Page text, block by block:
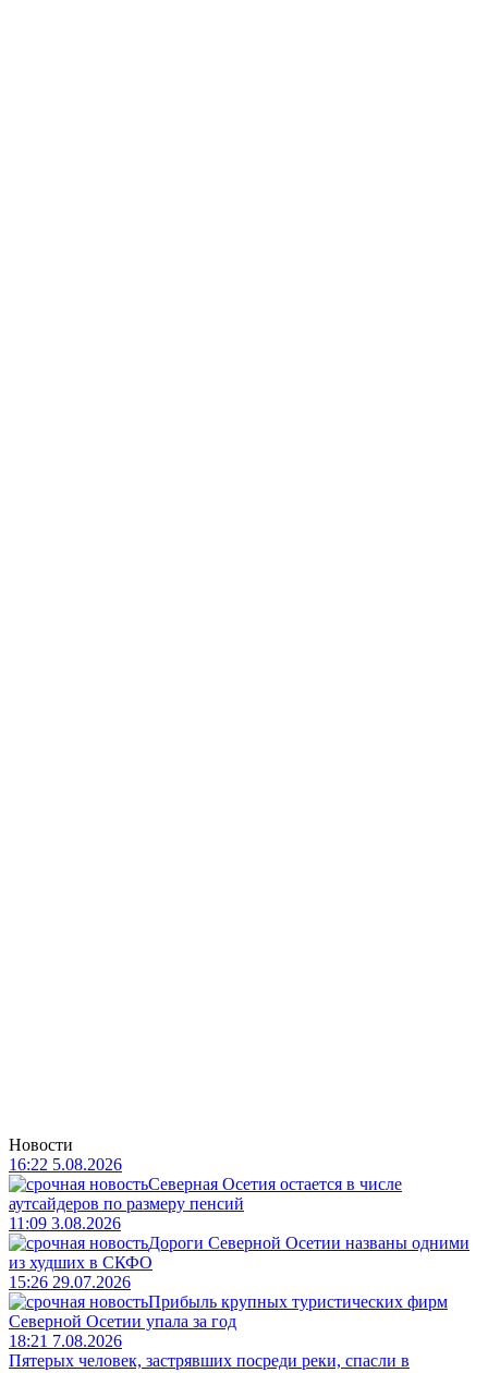
Новости
16:22 5.08.2026
Северная Осетия остается в числе
аутсайдеров по размеру пенсий
11:09 3.08.2026
Дороги Северной Осетии названы одними
из худших в СКФО
15:26 29.07.2026
Прибыль крупных туристических фирм
Северной Осетии упала за год
18:21 7.08.2026
Пятерых человек, застрявших посреди реки, спасли в